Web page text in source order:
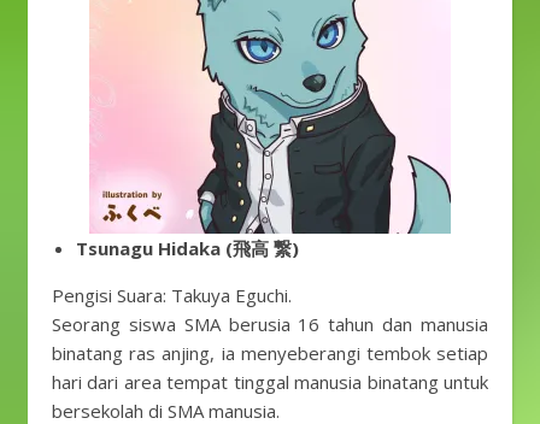
Tsunagu Hidaka (飛高 繋)
Pengisi Suara: Takuya Eguchi.
Seorang siswa SMA berusia 16 tahun dan manusia
binatang ras anjing, ia menyeberangi tembok setiap
hari dari area tempat tinggal manusia binatang untuk
bersekolah di SMA manusia.